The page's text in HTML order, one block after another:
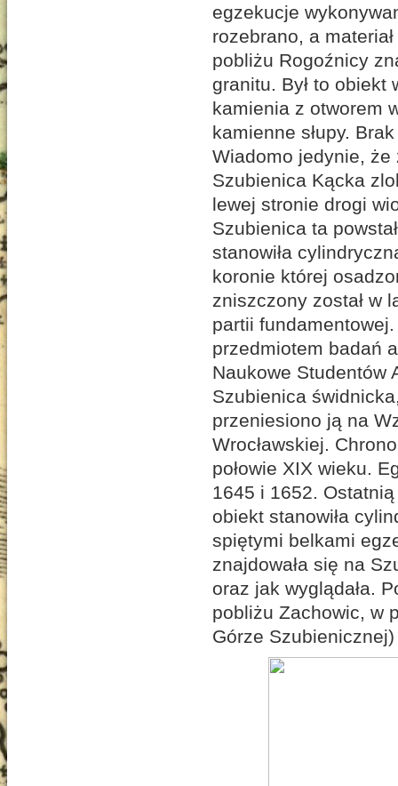
egzekucje
rozebrano, a
pobliżu Rogoźnicy
granitu. Był to
kamienia z otworem
kamienne słupy.
Wiadomo jedynie, że
Szubienica Kącka
lewej stronie drogi
Szubienica ta
stanowiła
koronie której
zniszczony został w
partii
przedmiotem badań
Naukowe Studentów
Szubienica
przeniesiono ją na
Wrocławskiej.
połowie XIX wieku.
1645 i 1652.
obiekt stanowiła
spiętymi belkami
znajdowała się na
oraz jak wyglądała.
pobliżu Zachowic, w
Górze